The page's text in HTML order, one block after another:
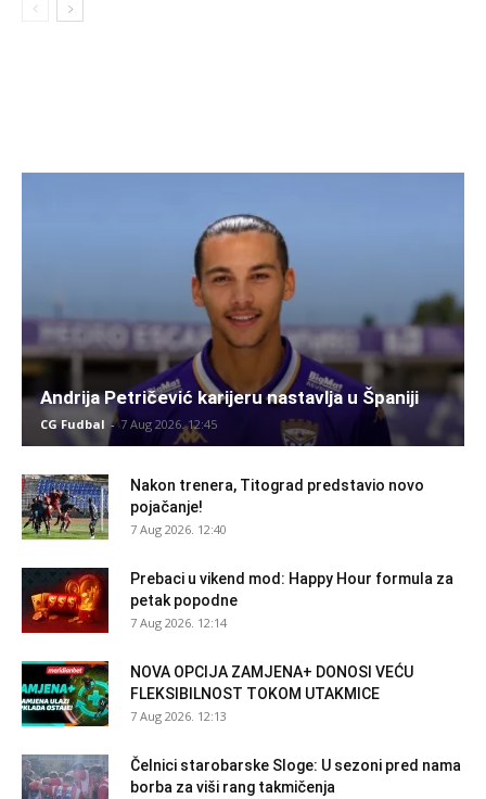
Andrija Petričević karijeru nastavlja u Španiji
CG Fudbal - 7 Aug 2026. 12:45
Nakon trenera, Titograd predstavio novo
pojačanje!
7 Aug 2026. 12:40
Prebaci u vikend mod: Happy Hour formula za
petak popodne
7 Aug 2026. 12:14
NOVA OPCIJA ZAMJENA+ DONOSI VEĆU
FLEKSIBILNOST TOKOM UTAKMICE
7 Aug 2026. 12:13
Čelnici starobarske Sloge: U sezoni pred nama
borba za viši rang takmičenja